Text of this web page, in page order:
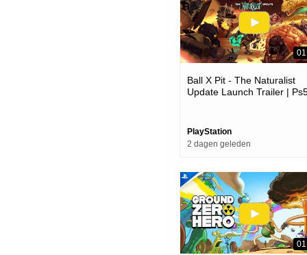
Ball X Pit - The Naturalist
Update Launch Trailer |
PlayStation
2 dagen geleden